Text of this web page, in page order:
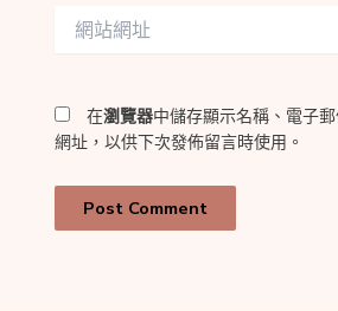
在瀏覽器中儲存顯示名稱、電子
網址，以供下次發佈留言時使用。